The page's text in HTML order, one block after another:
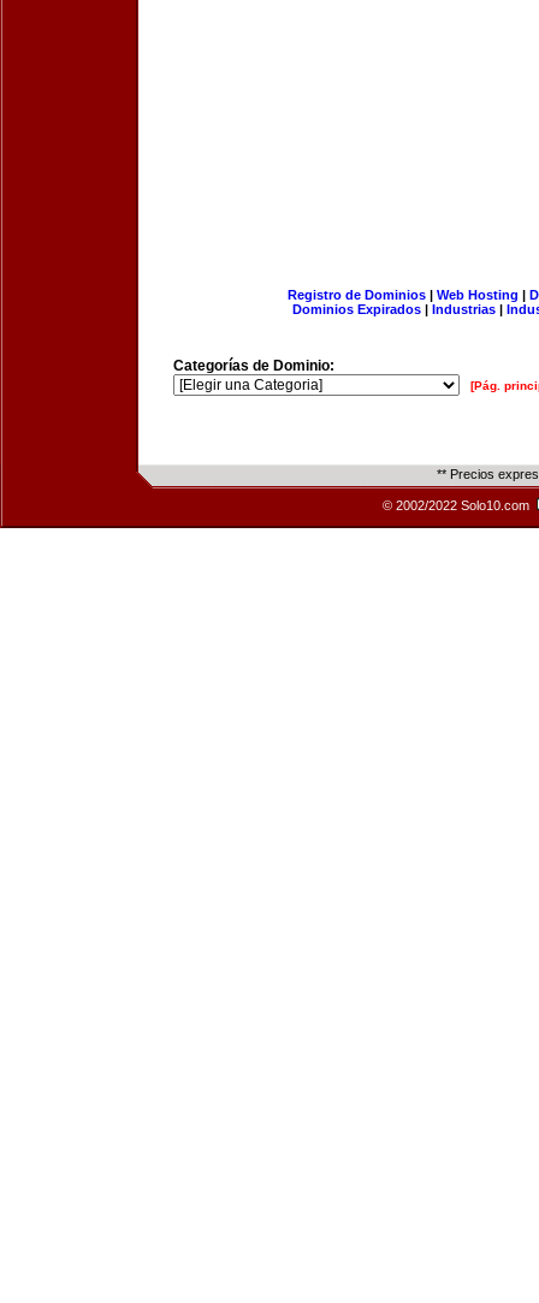
Registro de Dominios| Web Hosting |
Dominios Expirados | Industrias |
Categorías de Dominio:
[Pág.
** Precios
© 2002/2022 Solo10.com